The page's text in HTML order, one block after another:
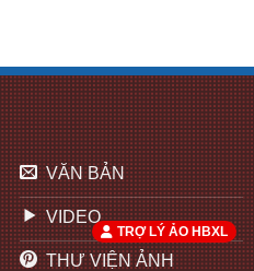
VĂN BẢN
VIDEO
THƯ VIỆN ẢNH
TRỢ LÝ ẢO HBXL